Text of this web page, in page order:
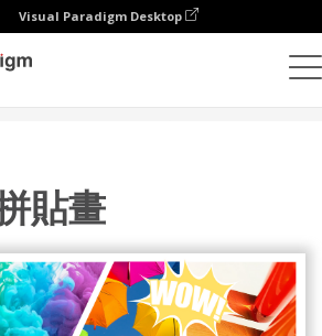
Visual Paradigm Desktop
貼畫